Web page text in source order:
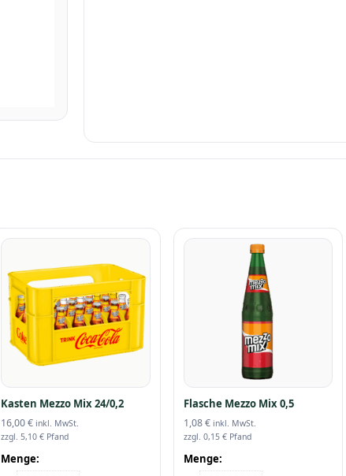
Kasten Mezzo Mix 24/0,2
16,00€ inkl. MwSt.
zzgl. 5,10€ Pfand
Menge:
Flasche Mezzo Mix 0,5
1,08€ inkl. MwSt.
zzgl. 0,15 €Pfand
Menge: